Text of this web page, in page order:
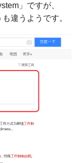
」ですが、
違うようです。